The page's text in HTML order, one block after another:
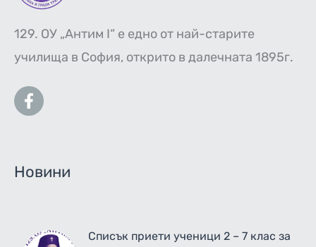
129. ОУ „Антим I“ е едно от най-старите
училища в София, открито в далечната 1895г.
Новини
Списък приети ученици 2 – 7 клас за